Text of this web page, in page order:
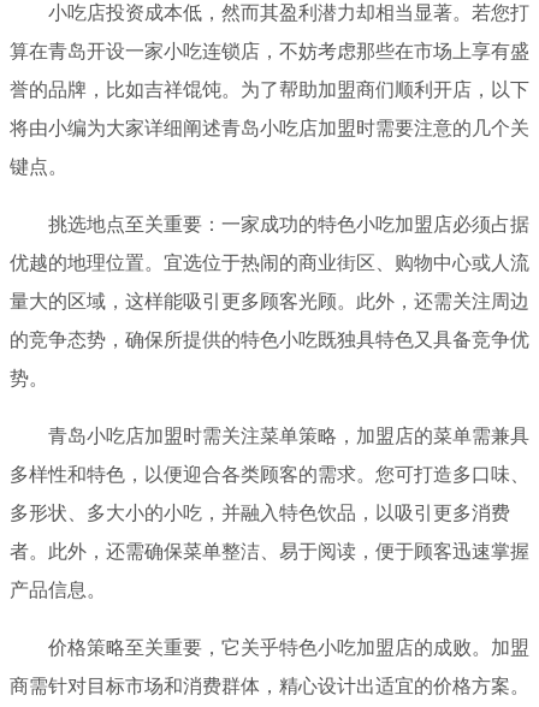
小吃店投资成本低，然而其盈利潜力却相当显著。若您打
算在青岛开设一家小吃连锁店，不妨考虑那些在市场上享有盛
誉的品牌，比如吉祥馄饨。为了帮助加盟商们顺利开店，以下
将由小编为大家详细阐述青岛小吃店加盟时需要注意的几个关
键点。
挑选地点至关重要：一家成功的特色小吃加盟店必须占据
优越的地理位置。宜选位于热闹的商业街区、购物中心或人流
量大的区域，这样能吸引更多顾客光顾。此外，还需关注周边
的竞争态势，确保所提供的特色小吃既独具特色又具备竞争优
势。
青岛小吃店加盟时需关注菜单策略，加盟店的菜单需兼具
多样性和特色，以便迎合各类顾客的需求。您可打造多口味、
多形状、多大小的小吃，并融入特色饮品，以吸引更多消费
者。此外，还需确保菜单整洁、易于阅读，便于顾客迅速掌握
产品信息。
价格策略至关重要，它关乎特色小吃加盟店的成败。加盟
商需针对目标市场和消费群体，精心设计出适宜的价格方案。